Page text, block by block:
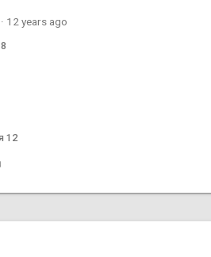
· 12 years ago
12